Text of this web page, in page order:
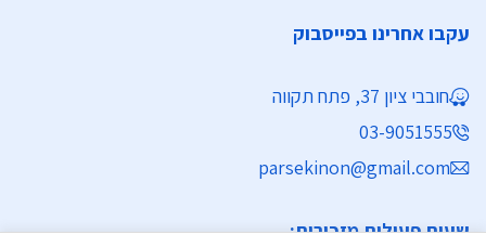
עקבו אחרינו בפייסבוק
חובבי ציון 37, פתח תקווה
03-9051555
parsekinon@gmail.com